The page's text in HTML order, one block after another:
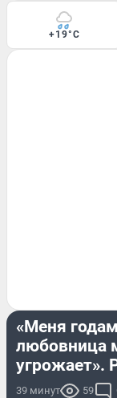
+19°C
«Меня
любовница
угрожает».
39 минут 59